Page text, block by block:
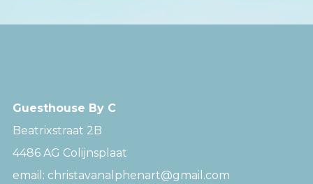
Guesthouse By C
Beatrixstraat 2B
4486 AG Colijnsplaat
email: christavanalphenart@gmail.com